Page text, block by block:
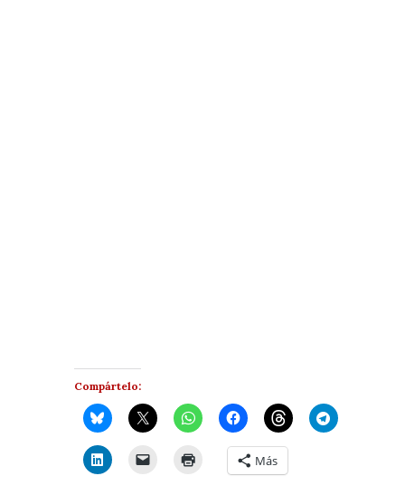
Compártelo:
Más